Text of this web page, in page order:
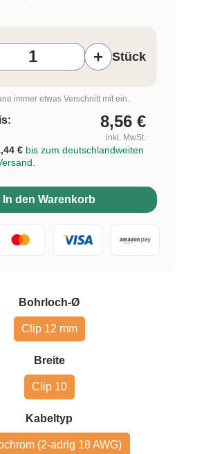
Bohrloch-Øauswählen
Clip 12 mm
Breiteauswählen
Clip 10
Kabeltyp
(2-adrig 18 AWG)
+ Stück
immer etwas Verschnitt mit ein.
8,56 €
inkl. MwSt.
€ bis zum deutschlandweiten
In den Warenkorb